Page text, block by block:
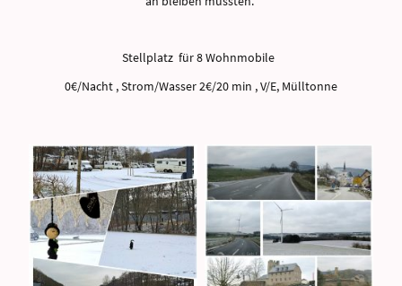
Stellplatz für 8 Wohnmobile
0€/Nacht , Strom/Wasser 2€/20 min , V/E, Mülltonne